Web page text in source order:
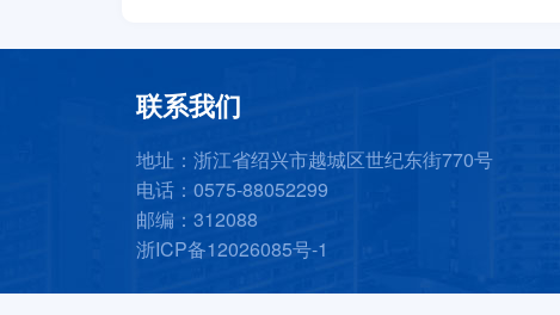
联系我们
地址：浙江省绍兴市越城区世纪东街770号
电话：0575-88052299
邮编：312088
浙ICP备12026085号-1